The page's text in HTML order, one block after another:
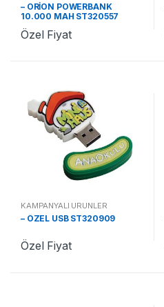
– ORİON POWERBANK
10.000 MAH ST320557
Özel Fiyat
KAMPANYALI ÜRÜNLER
– ÖZEL USB ST320909
Özel Fiyat